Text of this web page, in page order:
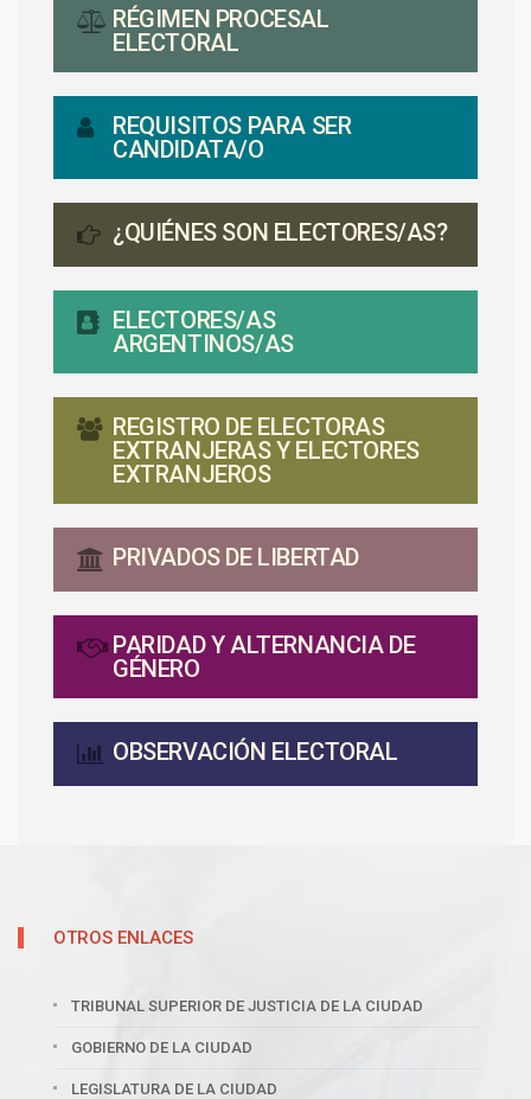
RÉGIMEN PROCESAL
ELECTORAL
REQUISITOS PARA SER
CANDIDATA/O
¿QUIÉNES SON ELECTORES/AS?
ELECTORES/AS
ARGENTINOS/AS
REGISTRO DE ELECTORAS
EXTRANJERAS Y ELECTORES
EXTRANJEROS
PRIVADOS DE LIBERTAD
PARIDAD Y ALTERNANCIA DE
GÉNERO
OBSERVACIÓN ELECTORAL
OTROS ENLACES
TRIBUNAL SUPERIOR DE JUSTICIA DE LA CIUDAD
GOBIERNO DE LA CIUDAD
LEGISLATURA DE LA CIUDAD